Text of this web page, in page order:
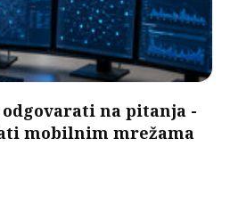
odgovarati na pitanja -
mobilnim mrežama